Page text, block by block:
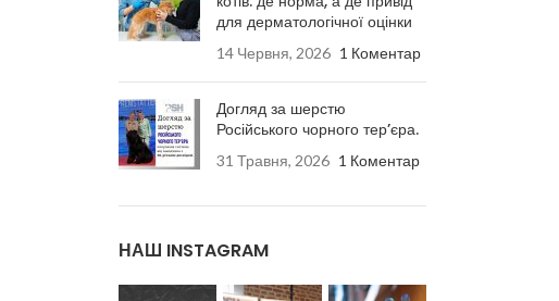
для дерматологічної оцінки
14 Червня, 2026 1 Коментар
Догляд за шерстю
Російського чорного тер’єра.
31 Травня, 2026 1 Коментар
НАШ INSTAGRAM